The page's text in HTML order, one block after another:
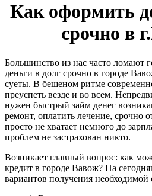
Как оформить
срочно в
Большинство из нас часто ломают
деньги в долг срочно в городе
суеты. В бешеном ритме
преуспеть везде и во всем.
нужен быстрый займ денег
ремонт, оплатить лечение, срочно
просто не хватает немного до
проблем не застрахован никто.
Возникает главный вопрос: как
кредит в городе Вавож? На
вариантов получения